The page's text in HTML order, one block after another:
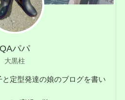
QAパパ
大黒柱
定型発達の娘のブログを書い